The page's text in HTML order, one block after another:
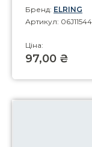
Бренд: ELRING
Артикул:
Ціна:
97,00 ₴